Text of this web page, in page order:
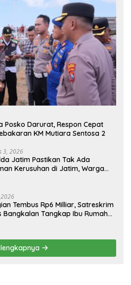
Posko Darurat, Respon Cepat
KM Mutiara Sentosa 2
3, 2026
Jatim Pastikan Tak Ada
Kerusuhan di Jatim, Warga
Tembus Rp6 Milliar, Satreskrim
Bangkalan Tangkap Ibu Rumah